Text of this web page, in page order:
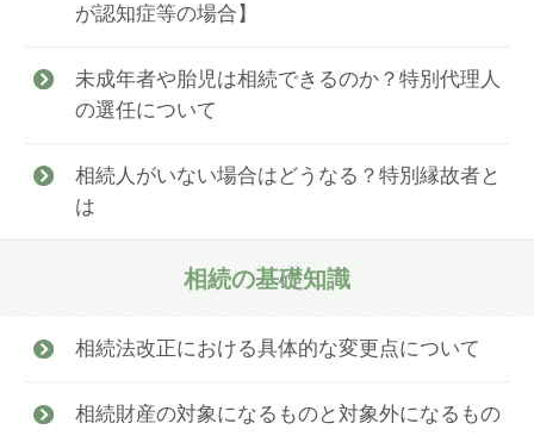
が認知症等の場合】
未成年者や胎児は相続できるのか？特別代理人
の選任について
相続人がいない場合はどうなる？特別縁故者と
は
相続の基礎知識
相続法改正における具体的な変更点について
相続財産の対象になるものと対象外になるもの